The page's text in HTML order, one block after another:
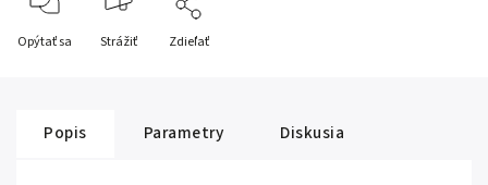
Opýtať sa Strážiť Zdieľať
Popis Parametry Diskusia